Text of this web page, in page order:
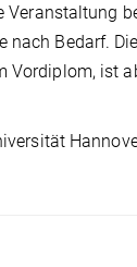
Veranstaltung
nach Bedarf. Die
Vordiplom, ist